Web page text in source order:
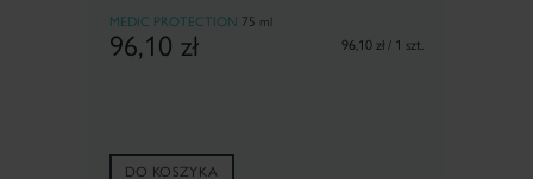
MEDIC PROTECTION 75 ml
96,10 zł 96,10 zł / 1 szt.
DO KOSZYKA